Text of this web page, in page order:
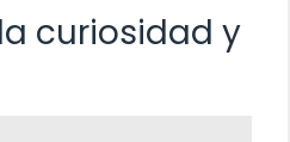
curiosidad y